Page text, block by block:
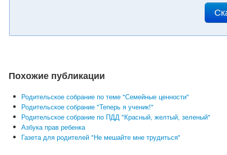
Похожие публикации
Родительское собрание по теме "Семейные ценности"
Родительское собрание "Теперь я ученик!"
Родительское собрание по ПДД "Красный, желтый, зеленый"
Азбука прав ребенка
Газета для родителей "Не мешайте мне трудиться"